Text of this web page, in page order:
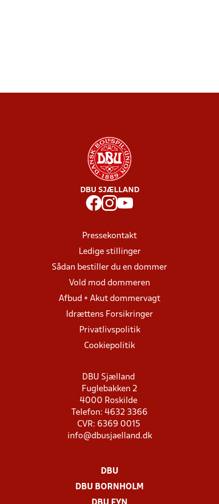
DBU SJÆLLAND
Pressekontakt
Ledige stillinger
Sådan bestiller du en dommer
Vold mod dommeren
Afbud + Akut dommervagt
Idrættens Forsikringer
Privatlivspolitik
Cookiepolitik
DBU Sjælland
Fuglebakken 2
4000 Roskilde
Telefon: 4632 3366
CVR: 6369 0015
info@dbusjaelland.dk
DBU
DBU BORNHOLM